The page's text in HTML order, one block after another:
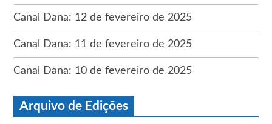
Canal Dana: 12 de fevereiro de 2025
Canal Dana: 11 de fevereiro de 2025
Canal Dana: 10 de fevereiro de 2025
Arquivo de Edições